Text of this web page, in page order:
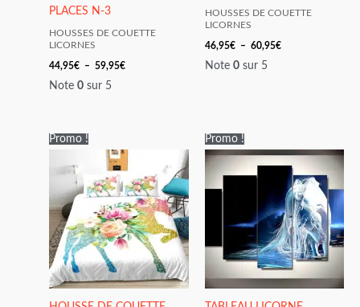
PLACES N-3
HOUSSES DE COUETTE
LICORNES
44,95€ – 59,95€
Note0 sur 5
HOUSSES DE COUETTE
LICORNES
46,95€ – 60,95€
Note 0sur 5
Promo !
de
43,95€
à
58,95€
Promo !
de
24,95€
50,95€